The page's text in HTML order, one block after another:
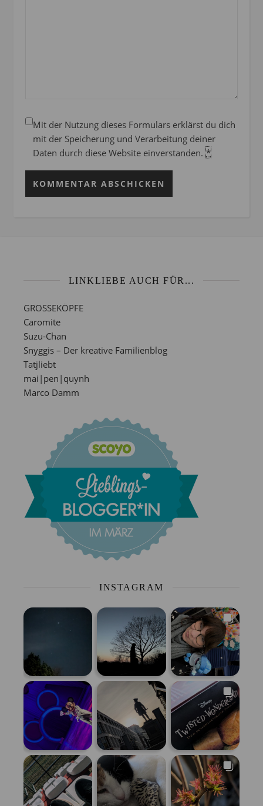
Mit der Nutzung dieses Formulars erklärst du dich
mit der Speicherung und Verarbeitung deiner
Daten durch diese Website einverstanden. *
LINKLIEBE AUCH FÜR...
GROSSEKÖPFE
Caromite
Suzu-Chan
Snyggis – Der kreative Familienblog
Tatjliebt
mai|pen|quynh
Marco Damm
INSTAGRAM